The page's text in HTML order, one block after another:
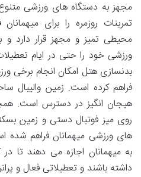
مجهز به دستگاه های ورزشی
تمرینات روزمره را برای
محیطی تمیز و مجهز قرار دارد
ورزشی خود را حتی در ایام
بدنسازی هتل امکان انجام برخی
فراهم کرده است. زمین والیبال
هیجان انگیز در دسترس است.
روی میز فوتبال دستی و زمین
های ورزشی میهمانان فراهم شده
به میهمانان اجازه می دهند تا
داشته باشند و تعطیلاتی فعال و